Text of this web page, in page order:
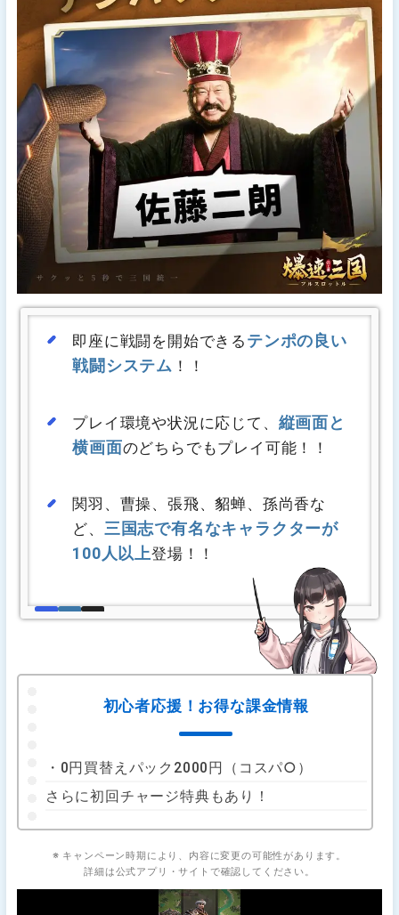
即座に戦闘を開始できる テンポの良い
戦闘システム ！！
プレイ環境や状況に応じて、 縦画面と
横画面のどちらでもプレイ可能！！
関羽、曹操、張飛、貂蝉、孫尚香な
ど、 三国志で有名なキャラクターが
100人以上登場！！
初心者応援！お得な課金情報
・0円買替えパック2000円（コスパ○）
さらに初回チャージ特典もあり！
※ キャンペーン時期により、内容に変更の可能性があります。
詳細は公式アプリ・サイトで確認してください。